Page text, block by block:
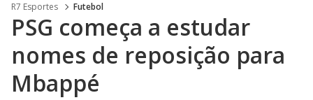
R7 Esportes Futebol
PSG começa a estudar
nomes de reposição para
Mbappé